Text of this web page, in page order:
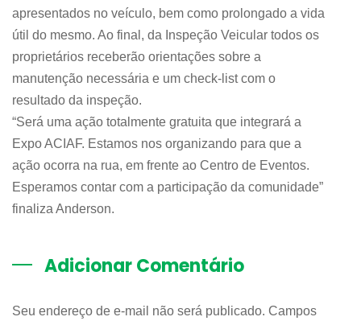
apresentados no veículo, bem como prolongado a vida
útil do mesmo. Ao final, da Inspeção Veicular todos os
proprietários receberão orientações sobre a
manutenção necessária e um check-list com o
resultado da inspeção.
“Será uma ação totalmente gratuita que integrará a
Expo ACIAF. Estamos nos organizando para que a
ação ocorra na rua, em frente ao Centro de Eventos.
Esperamos contar com a participação da comunidade”
finaliza Anderson.
Adicionar Comentário
Seu endereço de e-mail não será publicado. Campos